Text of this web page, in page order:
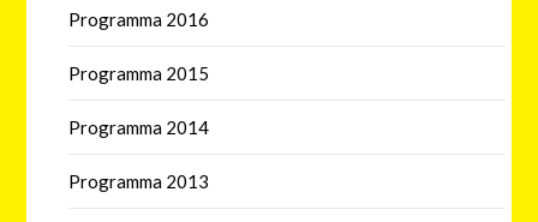
Programma 2016
Programma 2015
Programma 2014
Programma 2013